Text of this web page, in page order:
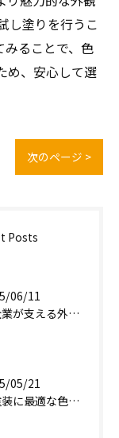
し塗りを行うこ
みることで、色
め、安心して選
次のページ >
Posts
06/11
地元企業が支える外壁塗装の魅力
05/21
外壁塗装に最適な色の選び方